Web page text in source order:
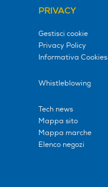
PRIVACY
Gestisci cookie
Privacy Policy
Informativa Cookies
Whistleblowing
Tech news
Mappa sito
Mappa marche
Elenco negozi